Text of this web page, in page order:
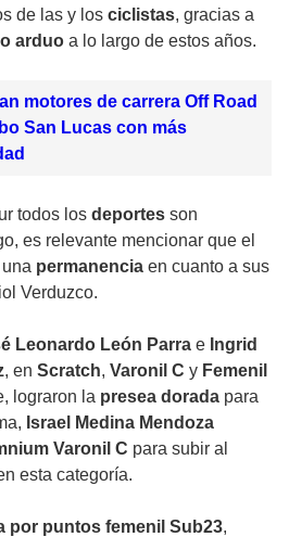
de las y los ciclistas, gracias a
arduo a lo largo de estos años.
motores de carrera Off Road
San Lucas con más
todos los deportes son
es relevante mencionar que el
permanencia en cuanto a sus
Verduzco.
Leonardo León Parra e Ingrid
, en Scratch, Varonil C y Femenil
lograron la presea dorada para
Israel Medina Mendoza
Varonil C para subir al
esta categoría.
por puntos femenil Sub23,